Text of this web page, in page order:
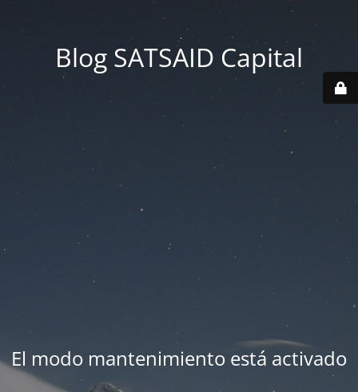
Blog SATSAID Capital
El modo mantenimiento está activado